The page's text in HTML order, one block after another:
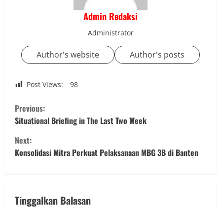
Admin Redaksi
Administrator
Author's website Author's posts
Post Views: 98
C
o
n
Previous:
Situational Briefing in The Last Two Week
Next:
Konsolidasi Mitra Perkuat Pelaksanaan MBG 3B di Banten
Tinggalkan Balasan